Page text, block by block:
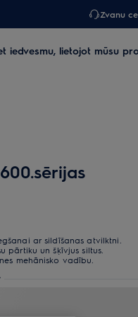
Zvanu
iedvesmu, lietojot mūsu
ar sildīšanas atvilktni.
pārtiku un šķīvjus siltus.
mehānisko vadību.